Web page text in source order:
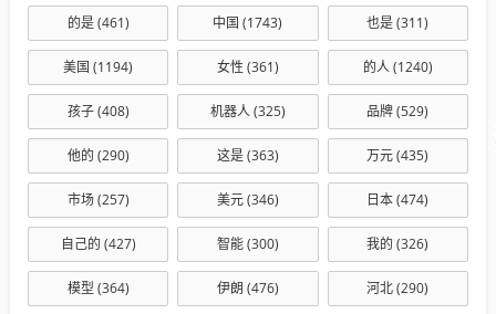
的是(461) 中国 (1743) 也是(311)
美国 (1194) 女性 (361) 的人(1240)
孩子(408) 机器人(325) 品牌(529)
他的 (290) 这是(363) 万元(435)
市场(257) 美元(346) 日本(474)
自己的 (427) 智能(300) 我的 (326)
模型 (364) 伊朗 (476) 河北(290)